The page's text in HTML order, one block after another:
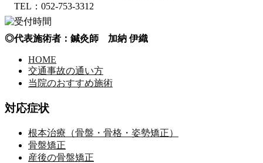
TEL：052-753-3312
◎代表施術者：鍼灸師 加納 伊織
HOME
交通事故の通い方
当院のおすすめ施術
対応症状
根本治療（骨盤・骨格・姿勢矯正）
骨盤矯正
産後の骨盤矯正